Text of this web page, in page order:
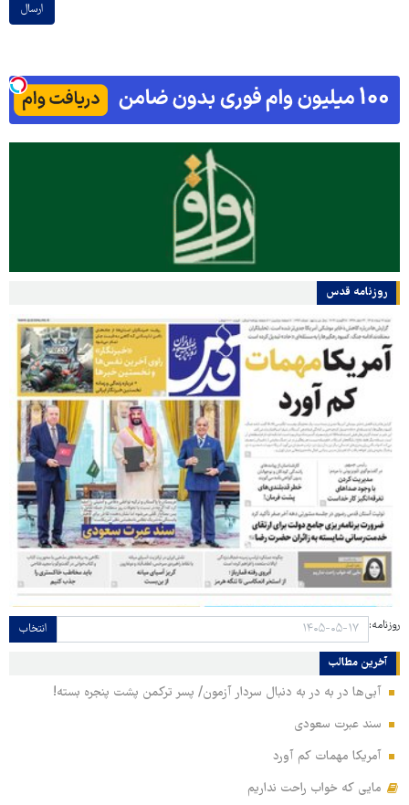
ارسال
روزنامه قدس
روزنامه: انتخاب
آخرین مطالب
آبی‌ها در به در به دنبال سردار آزمون/ پسر ترکمن پشت پنجره بسته!
سند عبرت سعودی
آمریکا مهمات کم آورد
مایی که خواب راحت نداریم